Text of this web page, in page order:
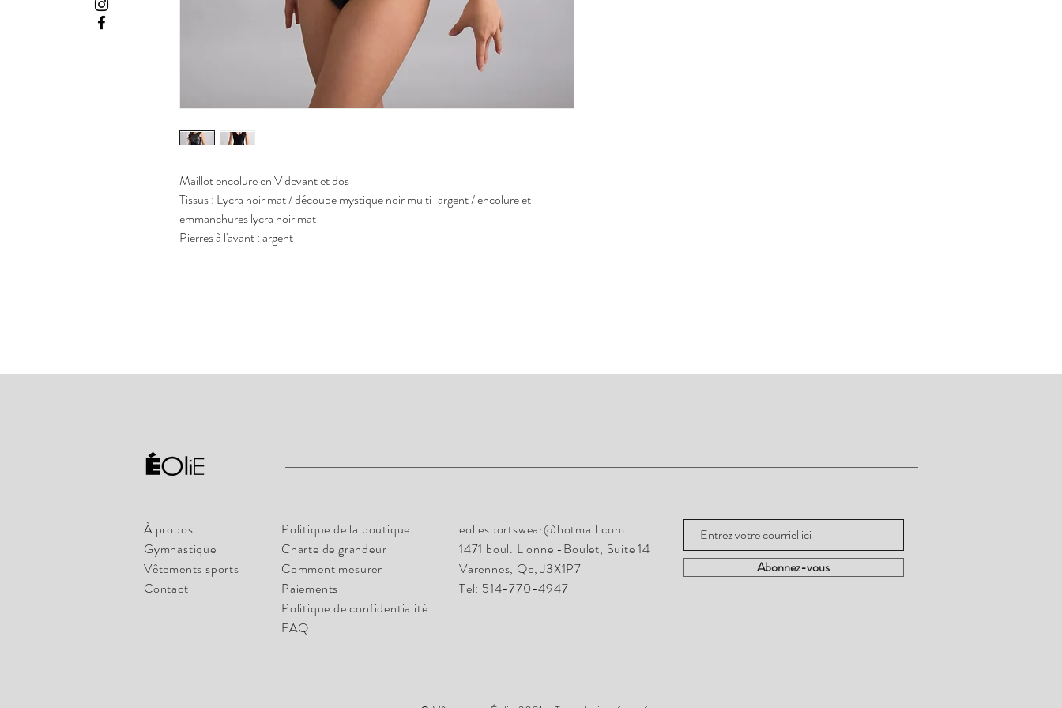
Maillot encolure en V devant et dos
Tissus : Lycra noir mat / découpe mystique noir multi-argent / encolure et
emmanchures lycra noir mat
Pierres à l'avant : argent
1471 boul. Lionnel-Boulet, Suite 14
Varennes, Qc, J3X1P7
Tel: 514-770-4947
Abonnez-vous
À propos
Gymnastique
Vêtements sports
Contact
Politique de la boutique
Charte de grandeur
Comment mesurer
Paiements
Politique de confidentialité
FAQ
eoliesportswear@hotmail.com
1471 boul. Lionnel-Boulet, Suite 14
Varennes, Qc, J3X1P7
Tel: 514-770-4947
Abonnez-vous